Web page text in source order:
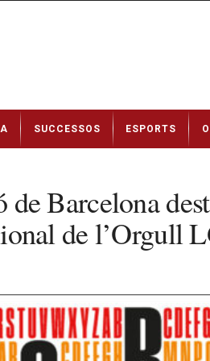
SUCCESSOS ESPORTS
Barcelona
de l’Orgull